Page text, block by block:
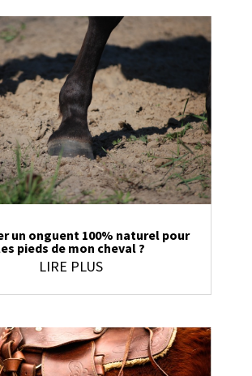
un onguent 100% naturel pour
pieds de mon cheval ?
LIRE PLUS